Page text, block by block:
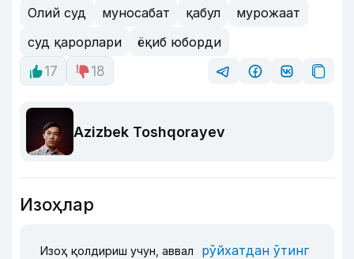
Олий суд муносабат қабул
мурожаат
суд қарорлари
ёқиб юборди
17
18
Azizbek Toshqorayev
Изоҳлар
Изоҳ қолдириш учун, аввал рўйхатдан ўтинг